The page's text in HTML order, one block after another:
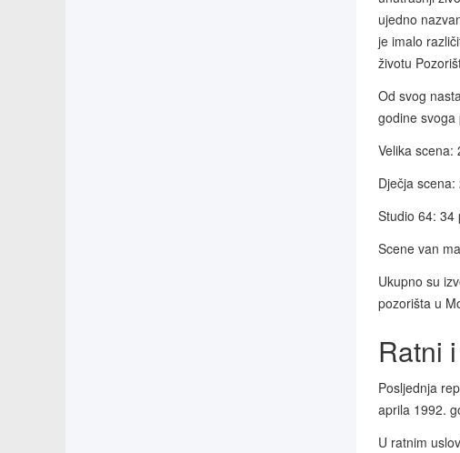
ujedno
je imalo
životu
Od svog
godine svoga
Velika scena:
Dječja
Studio 64: 34
Scene van
Ukupno su
pozorišta u
Ratni
Posljednja
aprila 1992.
U ratnim